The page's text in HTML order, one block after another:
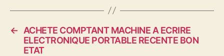
←
ACHETE COMPTANT MACHINE A ECRIRE
ELECTRONIQUE PORTABLE RECENTE BON
ETAT